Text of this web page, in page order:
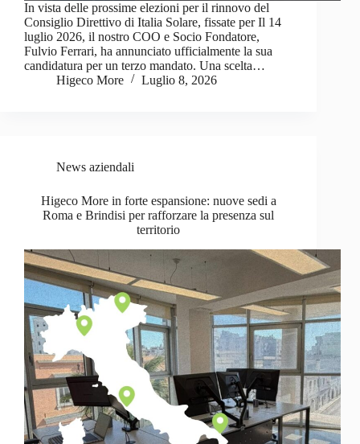
In vista delle prossime elezioni per il rinnovo del
Consiglio Direttivo di Italia Solare, fissate per Il 14
luglio 2026, il nostro COO e Socio Fondatore,
Fulvio Ferrari, ha annunciato ufficialmente la sua
candidatura per un terzo mandato. Una scelta…
Higeco More
Luglio 8, 2026
News aziendali
Higeco More in forte espansione: nuove sedi a
Roma e Brindisi per rafforzare la presenza sul
territorio